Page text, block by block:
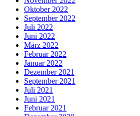
Oktober 2022
September 2022
Juli 2022
Juni 2022
März 2022
Februar 2022
Januar 2022
Dezember 2021
September 2021
Juli 2021
Juni 2021
Februar 2021